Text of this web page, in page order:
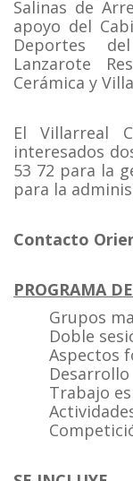
Salinas de
apoyo del
Deportes
Lanzarote
Cerámica y
El Villarreal
interesados
53 72 para la
para la
Contacto
PROGRAMA
Grupos
Doble
Aspectos
Trabajo